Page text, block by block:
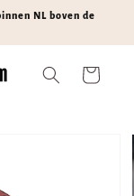
NL boven de
Winkelwagen